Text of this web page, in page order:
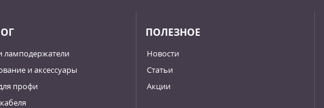
и аксессуары
профи
ПОЛЕЗНОЕ
Новости
Статьи
Акции